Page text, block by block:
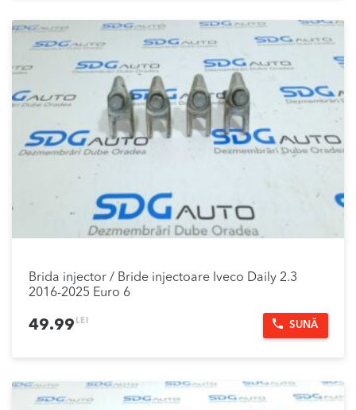
Brida injector / Bride injectoare Iveco Daily 2.3
2016-2025 Euro 6
49.99 LEI SUNĂ